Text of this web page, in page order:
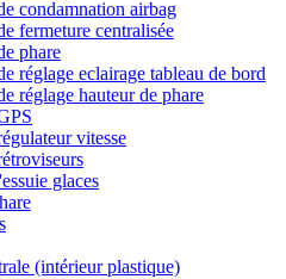
condamnation airbag
fermeture centralisée
phare
réglage eclairage tableau de bord
réglage hauteur de phare
vitesse
glaces
(intérieur plastique)